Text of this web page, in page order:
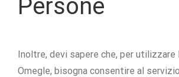
Persone
Inoltre, devi sapere che, per utilizzare
Omegle, bisogna consentire al